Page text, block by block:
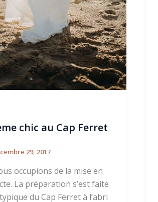
chic au Cap Ferret
29, 2017
occupions de la mise en
La préparation s’est faite
du Cap Ferret à l’abri